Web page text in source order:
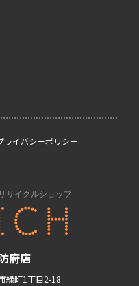
府店
緑町1丁目2-18
ライバシーポリシー